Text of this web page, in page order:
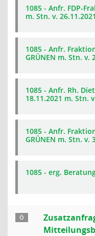
1085 - Anfr. FDP-
m. Stn. v. 26.11.2021
1085 - Anfr.
GRÜNEN m. Stn. v.
1085 - Anfr. Rh.
18.11.2021 m. Stn.
1085 - Anfr.
GRÜNEN m. Stn. v.
1085 - erg.
Ö